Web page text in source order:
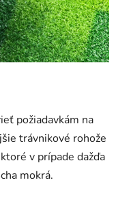
požiadavkám na
trávnikové rohože
v prípade dažďa
mokrá.